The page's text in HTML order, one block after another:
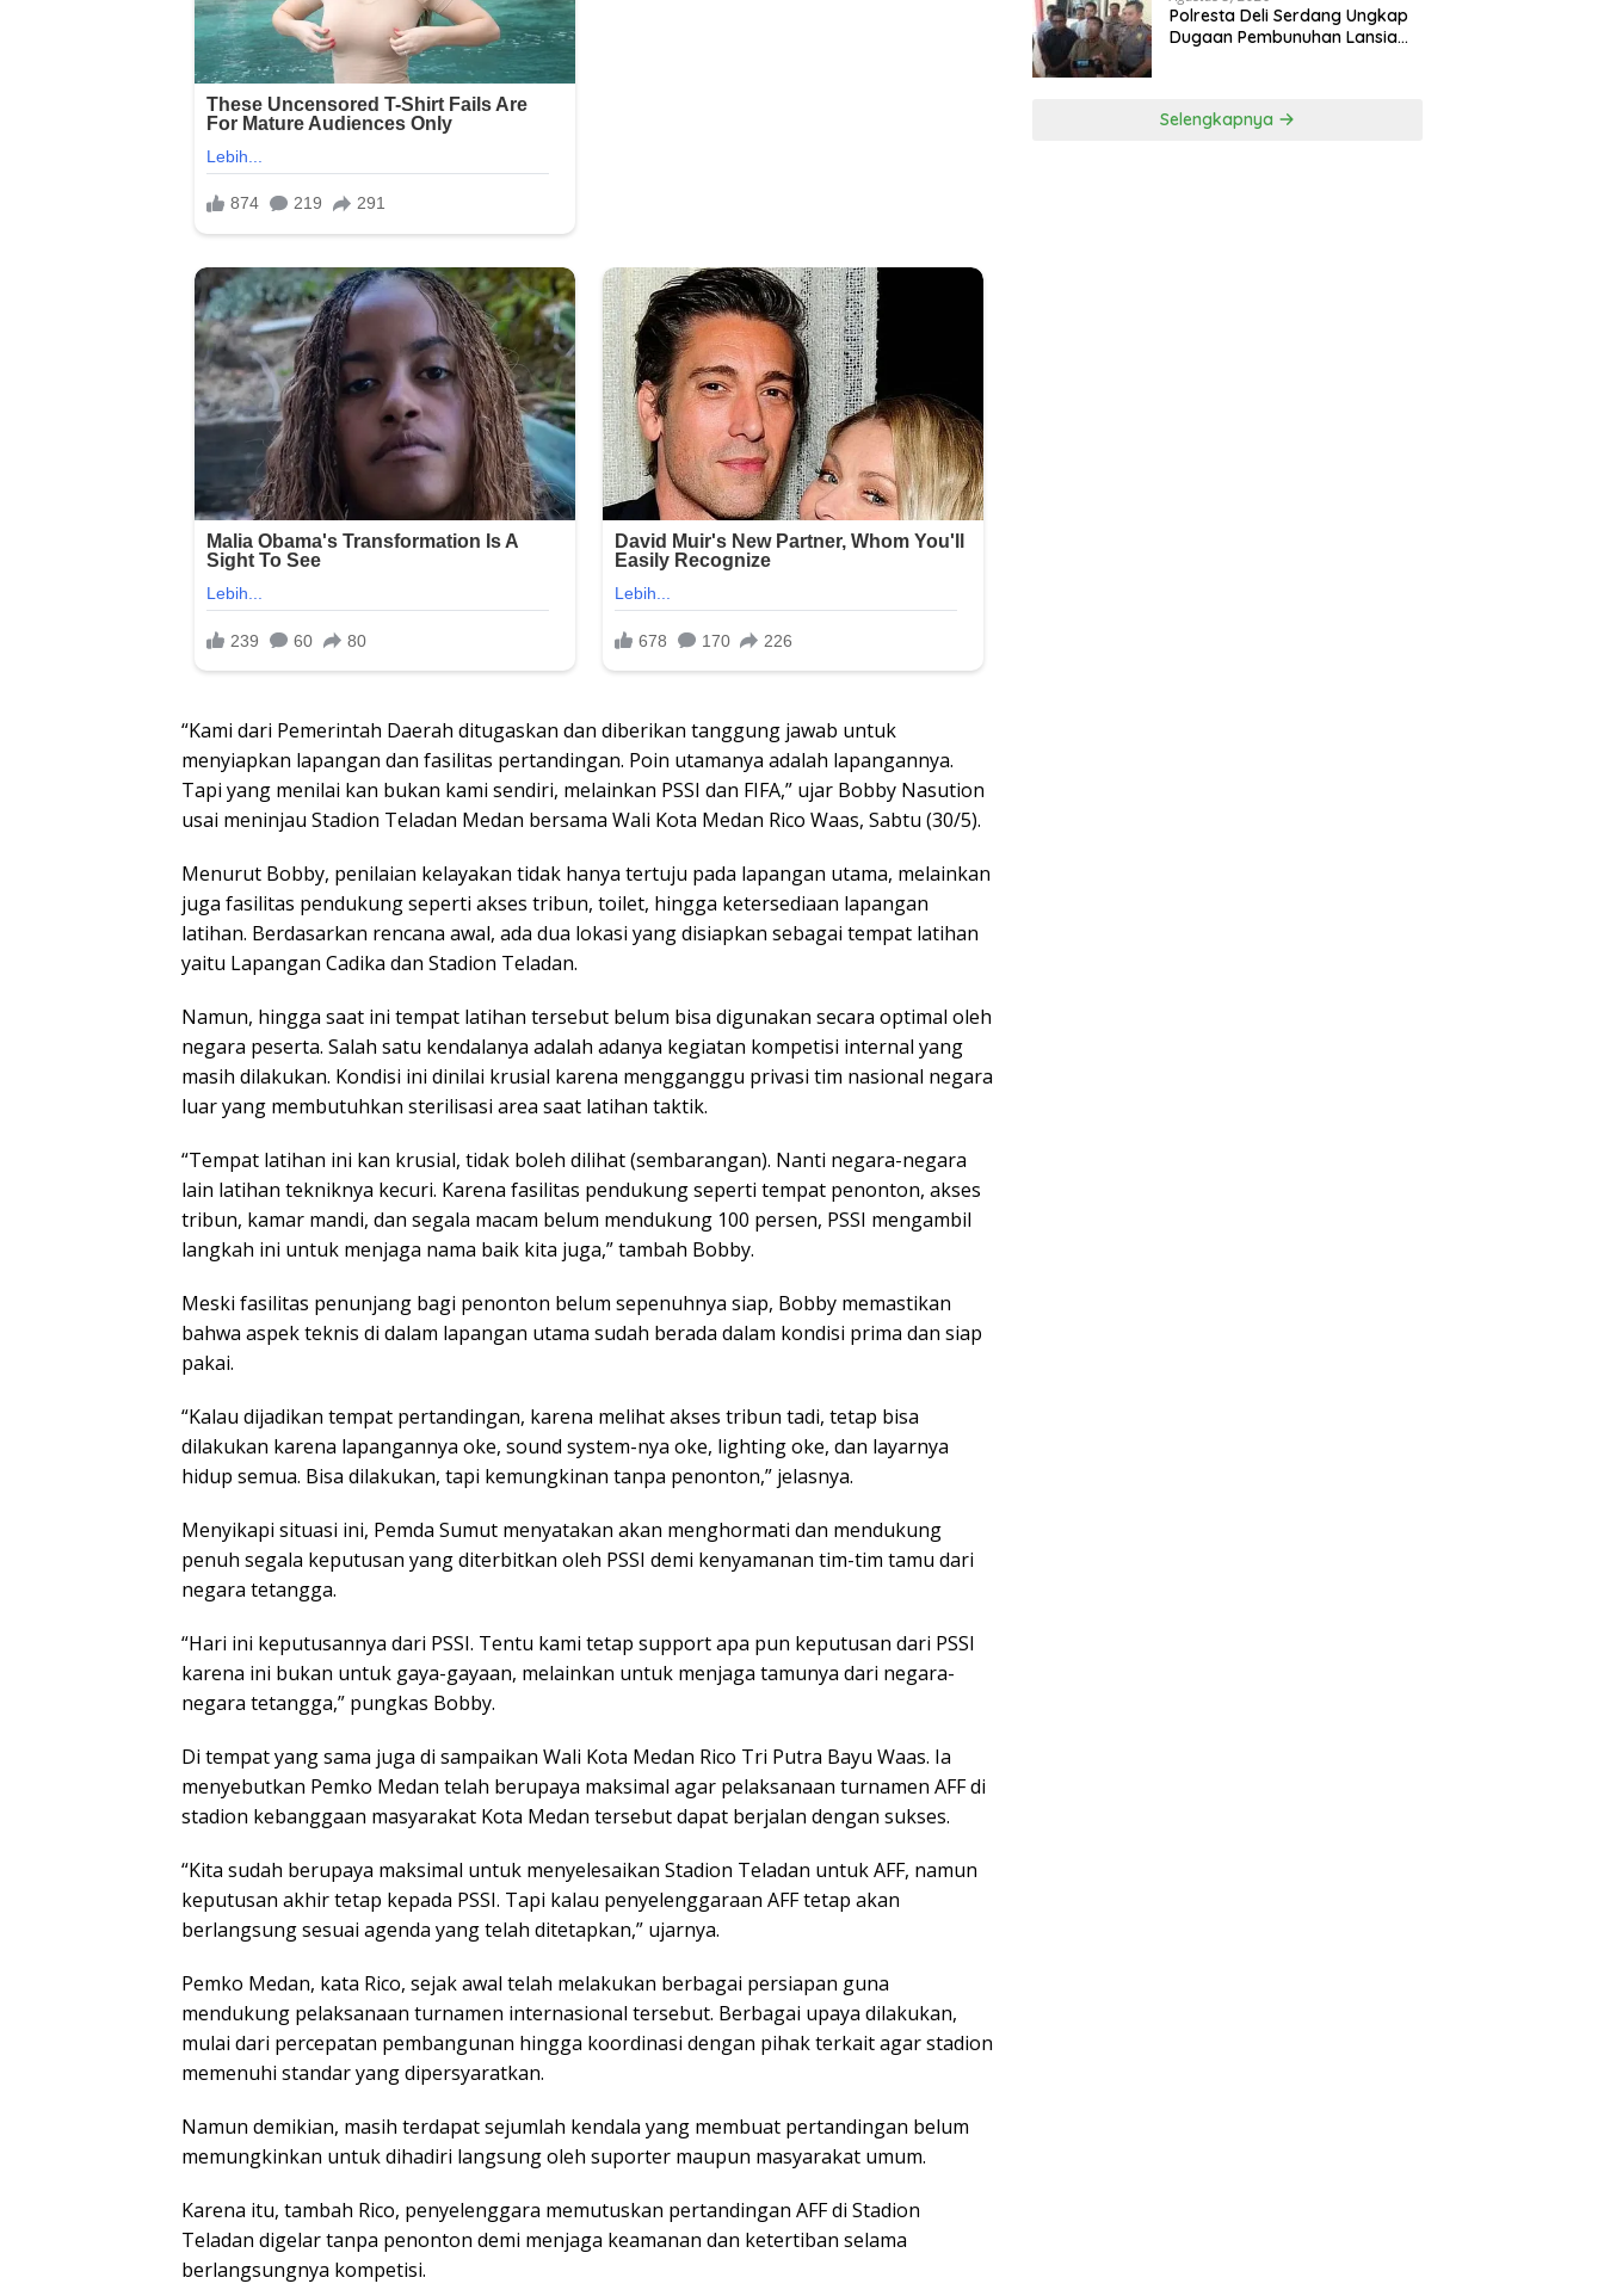
“Kami dari Pemerintah Daerah ditugaskan dan diberikan tanggung jawab untuk
menyiapkan lapangan dan fasilitas pertandingan. Poin utamanya adalah lapangannya.
Tapi yang menilai kan bukan kami sendiri, melainkan PSSI dan FIFA,” ujar Bobby Nasution
usai meninjau Stadion Teladan Medan bersama Wali Kota Medan Rico Waas, Sabtu (30/5).
Menurut Bobby, penilaian kelayakan tidak hanya tertuju pada lapangan utama, melainkan
juga fasilitas pendukung seperti akses tribun, toilet, hingga ketersediaan lapangan
latihan. Berdasarkan rencana awal, ada dua lokasi yang disiapkan sebagai tempat latihan
yaitu Lapangan Cadika dan Stadion Teladan.
Namun, hingga saat ini tempat latihan tersebut belum bisa digunakan secara optimal oleh
negara peserta. Salah satu kendalanya adalah adanya kegiatan kompetisi internal yang
masih dilakukan. Kondisi ini dinilai krusial karena mengganggu privasi tim nasional negara
luar yang membutuhkan sterilisasi area saat latihan taktik.
“Tempat latihan ini kan krusial, tidak boleh dilihat (sembarangan). Nanti negara-negara
lain latihan tekniknya kecuri. Karena fasilitas pendukung seperti tempat penonton, akses
tribun, kamar mandi, dan segala macam belum mendukung 100 persen, PSSI mengambil
langkah ini untuk menjaga nama baik kita juga,” tambah Bobby.
Meski fasilitas penunjang bagi penonton belum sepenuhnya siap, Bobby memastikan
bahwa aspek teknis di dalam lapangan utama sudah berada dalam kondisi prima dan siap
pakai.
“Kalau dijadikan tempat pertandingan, karena melihat akses tribun tadi, tetap bisa
dilakukan karena lapangannya oke, sound system-nya oke, lighting oke, dan layarnya
hidup semua. Bisa dilakukan, tapi kemungkinan tanpa penonton,” jelasnya.
Menyikapi situasi ini, Pemda Sumut menyatakan akan menghormati dan mendukung
penuh segala keputusan yang diterbitkan oleh PSSI demi kenyamanan tim-tim tamu dari
negara tetangga.
“Hari ini keputusannya dari PSSI. Tentu kami tetap support apa pun keputusan dari PSSI
karena ini bukan untuk gaya-gayaan, melainkan untuk menjaga tamunya dari negara-
negara tetangga,” pungkas Bobby.
Di tempat yang sama juga di sampaikan Wali Kota Medan Rico Tri Putra Bayu Waas. Ia
menyebutkan Pemko Medan telah berupaya maksimal agar pelaksanaan turnamen AFF di
stadion kebanggaan masyarakat Kota Medan tersebut dapat berjalan dengan sukses.
“Kita sudah berupaya maksimal untuk menyelesaikan Stadion Teladan untuk AFF, namun
keputusan akhir tetap kepada PSSI. Tapi kalau penyelenggaraan AFF tetap akan
berlangsung sesuai agenda yang telah ditetapkan,” ujarnya.
Pemko Medan, kata Rico, sejak awal telah melakukan berbagai persiapan guna
mendukung pelaksanaan turnamen internasional tersebut. Berbagai upaya dilakukan,
mulai dari percepatan pembangunan hingga koordinasi dengan pihak terkait agar stadion
memenuhi standar yang dipersyaratkan.
Namun demikian, masih terdapat sejumlah kendala yang membuat pertandingan belum
memungkinkan untuk dihadiri langsung oleh suporter maupun masyarakat umum.
Karena itu, tambah Rico, penyelenggara memutuskan pertandingan AFF di Stadion
Teladan digelar tanpa penonton demi menjaga keamanan dan ketertiban selama
berlangsungnya kompetisi.
Polresta Deli Serdang Ungkap
Dugaan Pembunuhan Lansia
Selengkapnya